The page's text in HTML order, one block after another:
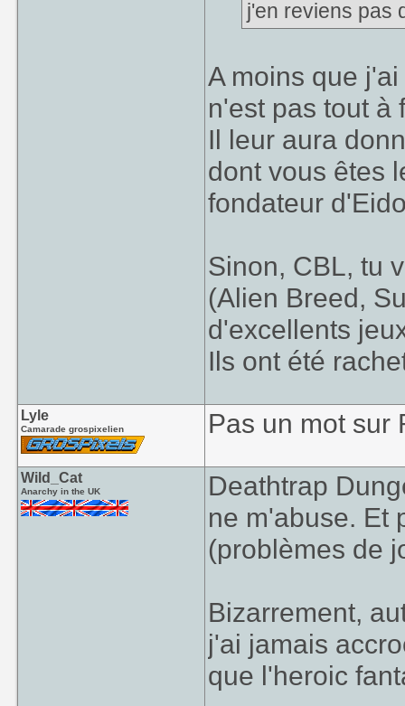
j'en reviens pas
A moins que
n'est pas tout à
Il leur aura
dont vous êtes
fondateur
Sinon, CBL, tu
(Alien Breed,
d'excellents
Ils ont été
Lyle
Camarade grospixelien Pas un mot sur
Wild_Cat
Anarchy in the UK
Deathtrap
ne m'abuse. Et
(problèmes de
Bizarrement,
j'ai jamais
que l'heroic